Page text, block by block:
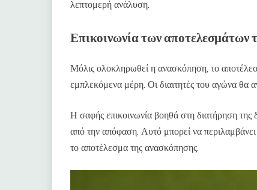
λεπτομερή ανάλυση.
Επικοινωνία των αποτελεσμάτων
Μόλις ολοκληρωθεί η ανασκόπηση, το
εμπλεκόμενα μέρη. Οι διαιτητές του αγώνα θα
Η σαφής επικοινωνία βοηθά στη διατήρηση της
από την απόφαση. Αυτό μπορεί να
το αποτέλεσμα της ανασκόπησης.